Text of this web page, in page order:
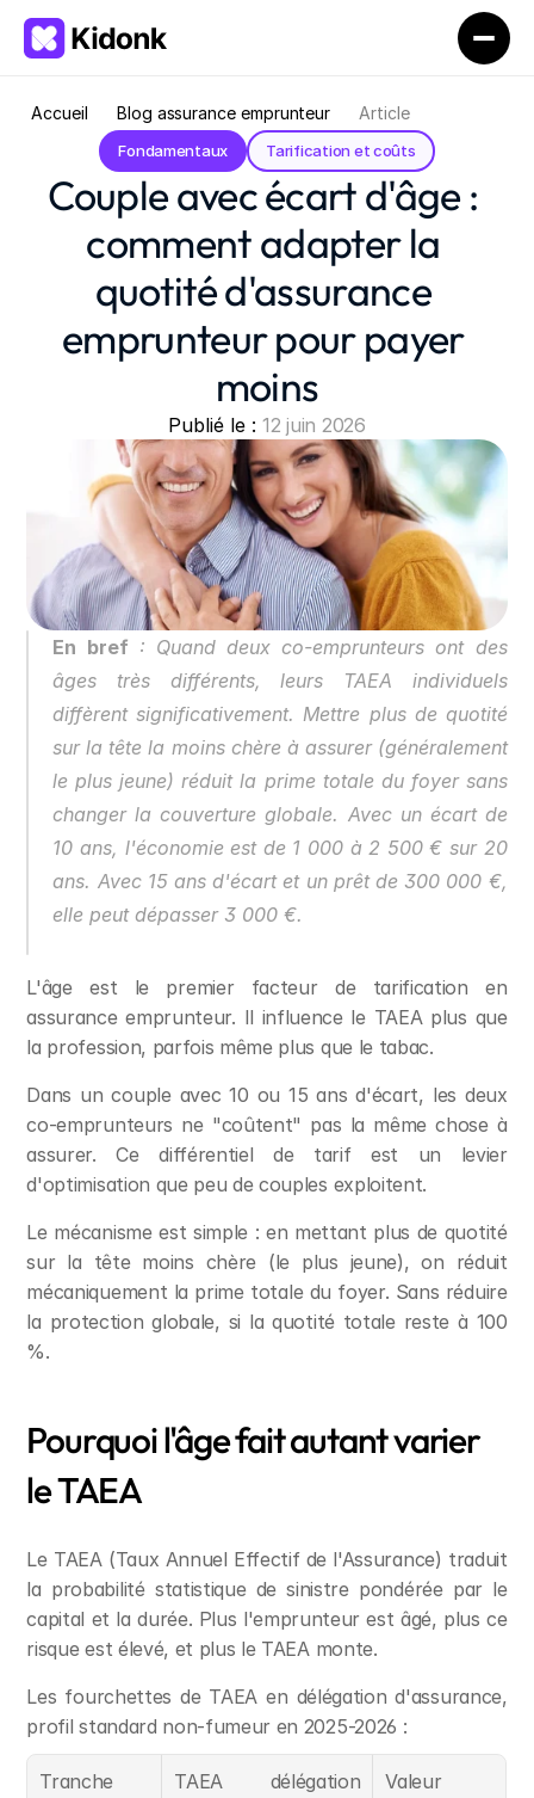
Accueil Blog assurance emprunteur Article
Fondamentaux Tarification et coûts
Couple avec écart d'âge :
comment adapter la
quotité d'assurance
emprunteur pour payer
moins
Publié le : 12 juin 2026
En bref : Quand deux co-emprunteurs ont des
âges très différents, leurs TAEA individuels
diffèrent significativement. Mettre plus de quotité
sur la tête la moins chère à assurer (généralement
le plus jeune) réduit la prime totale du foyer sans
changer la couverture globale. Avec un écart de
10 ans, l'économie est de 1 000 à 2 500 € sur 20
ans. Avec 15 ans d'écart et un prêt de 300 000 €,
elle peut dépasser 3 000 €.
L'âge est le premier facteur de tarification en
assurance emprunteur. Il influence le TAEA plus que
la profession, parfois même plus que le tabac.
Dans un couple avec 10 ou 15 ans d'écart, les deux
co-emprunteurs ne "coûtent" pas la même chose à
assurer. Ce différentiel de tarif est un levier
d'optimisation que peu de couples exploitent.
Le mécanisme est simple : en mettant plus de quotité
sur la tête moins chère (le plus jeune), on réduit
mécaniquement la prime totale du foyer. Sans réduire
la protection globale, si la quotité totale reste à 100
%.
Pourquoi l'âge fait autant varier
le TAEA
Le TAEA (Taux Annuel Effectif de l'Assurance) traduit
la probabilité statistique de sinistre pondérée par le
capital et la durée. Plus l'emprunteur est âgé, plus ce
risque est élevé, et plus le TAEA monte.
Les fourchettes de TAEA en délégation d'assurance,
profil standard non-fumeur en 2025-2026 :
Tranche
TAEA délégation
Valeur